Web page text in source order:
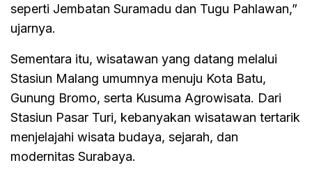
seperti Jembatan Suramadu dan Tugu Pahlawan,”
ujarnya.
Sementara itu, wisatawan yang datang melalui
Stasiun Malang umumnya menuju Kota Batu,
Gunung Bromo, serta Kusuma Agrowisata. Dari
Stasiun Pasar Turi, kebanyakan wisatawan tertarik
menjelajahi wisata budaya, sejarah, dan
modernitas Surabaya.